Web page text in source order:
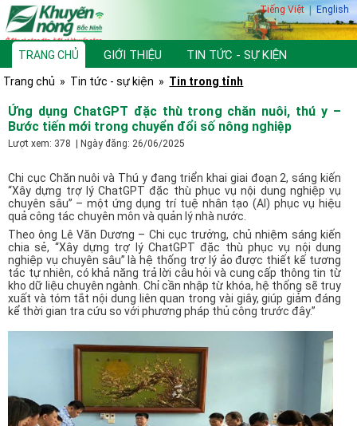
Tiếng Việt|English
TRANG CHỦ GIỚI THIỆU
TIN TỨC - SỰ KIỆN
TƯ VẤN, HỎI ĐÁP
THƯ VIỆN
Trang chủ » Tin tức - sự kiện » Tin trong tỉnh
Ứng dụng ChatGPT đặc thù trong chăn nuôi, thú y –
Bước tiến mới trong chuyển đổi số nông nghiệp
Lượt xem: 378 | Ngày đăng: 26/06/2025
Chi cục Chăn nuôi và Thú y đang triển khai giai đoạn 2, sáng kiến
“Xây dựng trợ lý ChatGPT đặc thù phục vụ nội dung nghiệp vụ
chuyên sâu” – một ứng dụng trí tuệ nhân tạo (AI) phục vụ hiệu
quả công tác chuyên môn và quản lý nhà nước.
Theo ông Lê Văn Dương – Chi cục trưởng, chủ nhiệm sáng kiến
chia sẻ, “Xây dựng trợ lý ChatGPT đặc thù phục vụ nội dung
nghiệp vụ chuyên sâu” là hệ thống trợ lý ảo được thiết kế tương
tác tự nhiên, có khả năng trả lời câu hỏi và cung cấp thông tin từ
kho dữ liệu chuyên ngành. Chỉ cần nhập từ khóa, hệ thống sẽ truy
xuất và tóm tắt nội dung liên quan trong vài giây, giúp giảm đáng
kể thời gian tra cứu so với phương pháp thủ công trước đây.”